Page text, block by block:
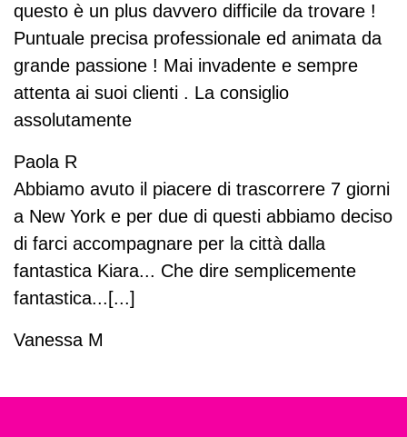
questo è un plus davvero difficile da trovare !
Puntuale precisa professionale ed animata da
grande passione ! Mai invadente e sempre
attenta ai suoi clienti . La consiglio
assolutamente
Paola R
Abbiamo avuto il piacere di trascorrere 7 giorni
a New York e per due di questi abbiamo deciso
di farci accompagnare per la città dalla
fantastica Kiara... Che dire semplicemente
fantastica...[...]
Vanessa M